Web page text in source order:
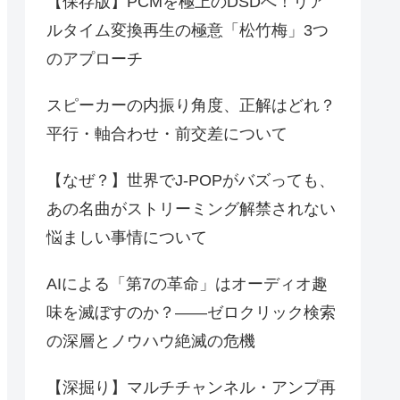
ルタイム変換再生の極意「松竹梅」3つ
のアプローチ
スピーカーの内振り角度、正解はどれ？
平行・軸合わせ・前交差について
【なぜ？】世界でJ-POPがバズっても、
あの名曲がストリーミング解禁されない
悩ましい事情について
AIによる「第7の革命」はオーディオ趣
味を滅ぼすのか？――ゼロクリック検索
の深層とノウハウ絶滅の危機
【深掘り】マルチチャンネル・アンプ再